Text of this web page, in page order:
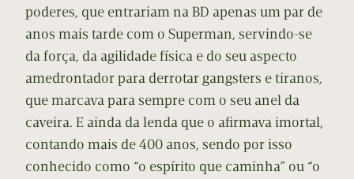
poderes, que entrariam na BD apenas um par de
anos mais tarde com o Superman, servindo-se
da força, da agilidade física e do seu aspecto
amedrontador para derrotar gangsters e tiranos,
que marcava para sempre com o seu anel da
caveira. E ainda da lenda que o afirmava imortal,
contando mais de 400 anos, sendo por isso
conhecido como “o espírito que caminha” ou “o